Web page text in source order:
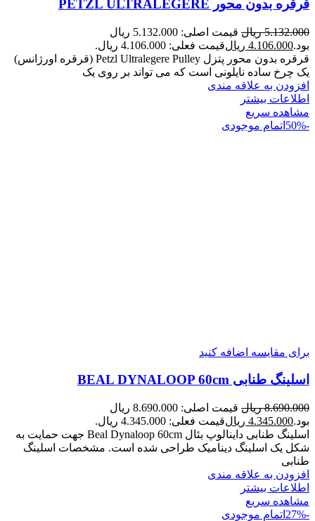
قرقره بدون محور PETZL ULTRALEGERE
5.132.000 ریال
قیمت اصلی: 5.132.000 ریال
بود.4.106.000 ریالقیمت فعلی: 4.106.000 ریال.
قرقره بدون محور پتزل Petzl Ultralegere Pulley (قرقره اورژانس)
یک چرخ ساده نایلونی است که می تواند بر روی یک
افزودن به علاقه مندی
اطلاعات بیشتر
مشاهده سریع
-50%
اتمام موجودی
برای مقایسه اضافه کنید
اسلینگ طنابی BEAL DYNALOOP 60cm
8.690.000 ریال
قیمت اصلی: 8.690.000 ریال
بود.4.345.000 ریالقیمت فعلی: 4.345.000 ریال.
اسلینگ طنابی داینالوپ بئال Beal Dynaloop 60cm جهت حمایت به
شکل یک اسلینگ دینامیک طراحی شده است. مشخصات اسلینگ
طنابی
افزودن به علاقه مندی
اطلاعات بیشتر
مشاهده سریع
-27%
اتمام موجودی